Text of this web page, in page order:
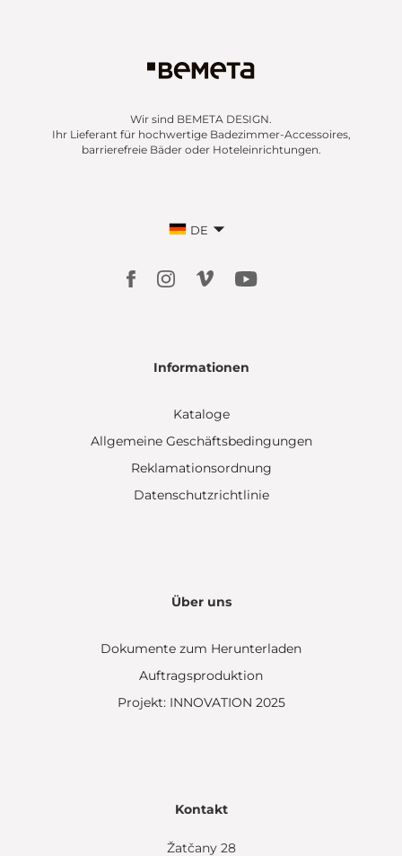
Wir sind BEMETA DESIGN.
Ihr Lieferant für hochwertige Badezimmer-Accessoires,
barrierefreie Bäder oder Hoteleinrichtungen.
DE
Informationen
Kataloge
Allgemeine Geschäftsbedingungen
Reklamationsordnung
Datenschutzrichtlinie
Über uns
Dokumente zum Herunterladen
Auftragsproduktion
Projekt: INNOVATION 2025
Kontakt
Žatčany 28